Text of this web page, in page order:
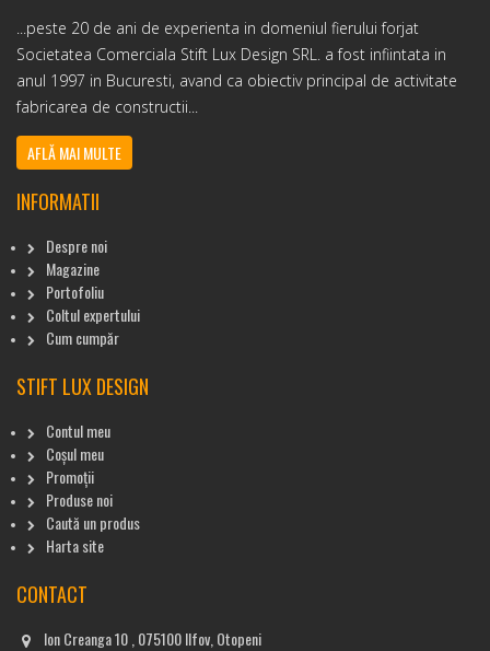
...peste 20 de ani de experienta in domeniul fierului forjat
Societatea Comerciala Stift Lux Design SRL. a fost infiintata in
anul 1997 in Bucuresti, avand ca obiectiv principal de activitate
fabricarea de constructii...
AFLĂ MAI MULTE
INFORMATII
Despre noi
Magazine
Portofoliu
Coltul expertului
Cum cumpăr
STIFT LUX DESIGN
Contul meu
Coșul meu
Promoții
Produse noi
Caută un produs
Harta site
CONTACT
Ion Creanga 10 , 075100 Ilfov, Otopeni